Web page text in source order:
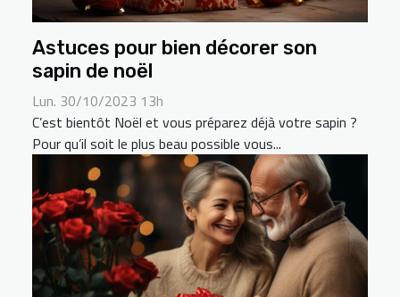
Astuces pour bien décorer son
sapin de noël
Lun. 30/10/2023 13h
C’est bientôt Noël et vous préparez déjà votre sapin ?
Pour qu’il soit le plus beau possible vous...